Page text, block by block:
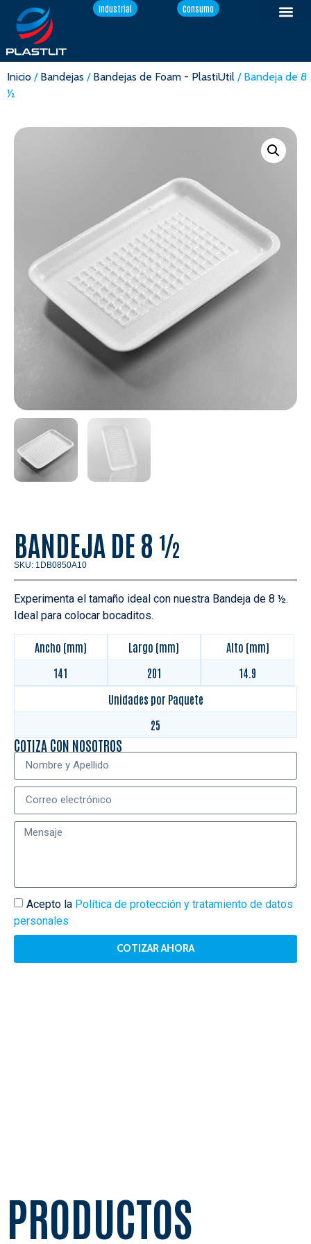
Industrial Consumo
Inicio / Bandejas / Bandejas de Foam - PlastiUtil / Bandeja de 8
½
BANDEJA DE 8 ½
SKU: 1DB0850A10
Experimenta el tamaño ideal con nuestra Bandeja de 8 ½.
Ideal para colocar bocaditos.
Ancho (mm)
141
Largo (mm)
201
Alto (mm)
14.9
Unidades por Paquete
25
COTIZA CON NOSOTROS
Acepto la Política de protección y tratamiento de datos
personales
COTIZAR AHORA
PRODUCTOS